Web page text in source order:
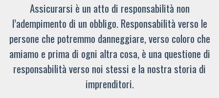
Assicurarsi è un atto di responsabilità non
l’adempimento di un obbligo. Responsabilità verso le
persone che potremmo danneggiare, verso coloro che
amiamo e prima di ogni altra cosa, è una questione di
responsabilità verso noi stessi e la nostra storia di
imprenditori.